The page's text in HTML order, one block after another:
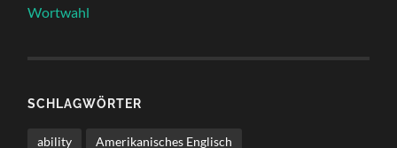
Wortwahl
SCHLAGWÖRTER
ability Amerikanisches Englisch